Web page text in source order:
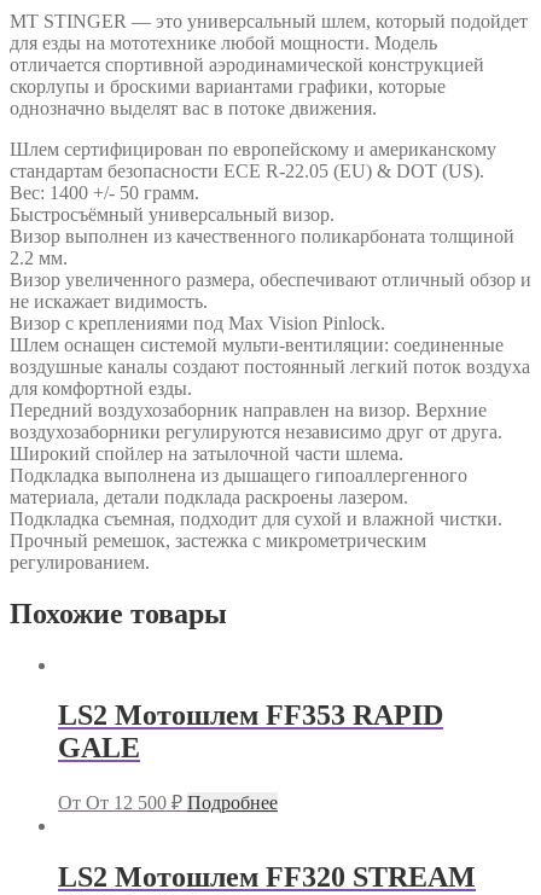
MT STINGER — это универсальный шлем, который подойдет
для езды на мототехнике любой мощности. Модель
отличается спортивной аэродинамической конструкцией
скорлупы и броскими вариантами графики, которые
однозначно выделят вас в потоке движения.
Шлем сертифицирован по европейскому и американскому
стандартам безопасности ECE R-22.05 (EU) & DOT (US).
Вес: 1400 +/- 50 грамм.
Быстросъёмный универсальный визор.
Визор выполнен из качественного поликарбоната толщиной
2.2 мм.
Визор увеличенного размера, обеспечивают отличный обзор и
не искажает видимость.
Визор с креплениями под Max Vision Pinlock.
Шлем оснащен системой мульти-вентиляции: соединенные
воздушные каналы создают постоянный легкий поток воздуха
для комфортной езды.
Передний воздухозаборник направлен на визор. Верхние
воздухозаборники регулируются независимо друг от друга.
Широкий спойлер на затылочной части шлема.
Подкладка выполнена из дышащего гипоаллергенного
материала, детали подклада раскроены лазером.
Подкладка съемная, подходит для сухой и влажной чистки.
Прочный ремешок, застежка с микрометрическим
регулированием.
Похожие товары
LS2 Мотошлем FF353 RAPID
GALE
От От 12 500 ₽ Подробнее
LS2 Мотошлем FF320 STREAM